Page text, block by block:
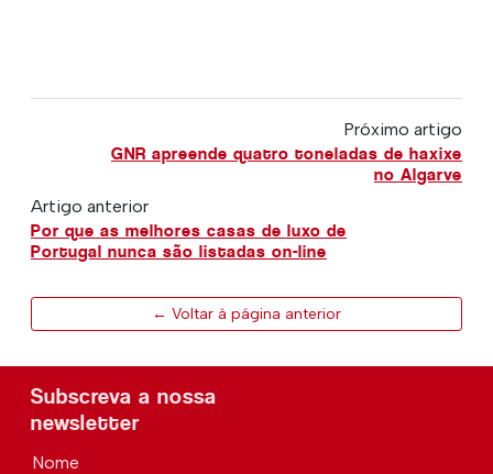
Próximo artigo
GNR apreende quatro toneladas de haxixe
no Algarve
Artigo anterior
Por que as melhores casas de luxo de
Portugal nunca são listadas on-line
← Voltar à página anterior
Subscreva a nossa
newsletter
Nome